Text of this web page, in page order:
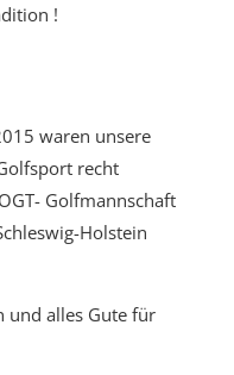
!
waren unsere
recht
Golfmannschaft
Holstein
und alles Gute für